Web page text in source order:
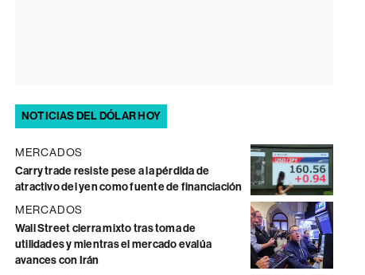
NOTICIAS DEL DÓLAR HOY
MERCADOS
Carry trade resiste pese a la pérdida de
atractivo del yen como fuente de financiación
MERCADOS
Wall Street cierra mixto tras toma de
utilidades y mientras el mercado evalúa
avances con Irán